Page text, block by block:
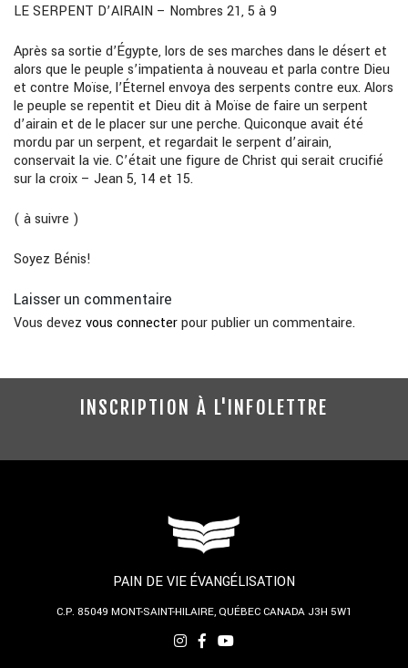
LE SERPENT D’AIRAIN – Nombres 21, 5 à 9
Après sa sortie d’Égypte, lors de ses marches dans le désert et
alors que le peuple s’impatienta à nouveau et parla contre Dieu
et contre Moïse, l’Éternel envoya des serpents contre eux. Alors
le peuple se repentit et Dieu dit à Moïse de faire un serpent
d’airain et de le placer sur une perche. Quiconque avait été
mordu par un serpent, et regardait le serpent d’airain,
conservait la vie. C’était une figure de Christ qui serait crucifié
sur la croix – Jean 5, 14 et 15.
( à suivre )
Soyez Bénis!
Laisser un commentaire
Vous devez vous connecterpour publier un commentaire.
INSCRIPTION À L'INFOLETTRE
PAIN DE VIE ÉVANGÉLISATION
C.P. 85049 MONT-SAINT-HILAIRE, QUÉBECCANADA J3H 5W1